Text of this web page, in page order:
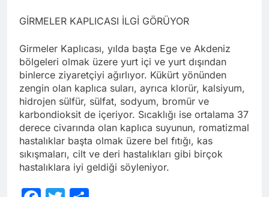
GİRMELER KAPLICASI İLGİ GÖRÜYOR
Girmeler Kaplıcası, yılda başta Ege ve Akdeniz
bölgeleri olmak üzere yurt içi ve yurt dışından
binlerce ziyaretçiyi ağırlıyor. Kükürt yönünden
zengin olan kaplıca suları, ayrıca klorür, kalsiyum,
hidrojen sülfür, sülfat, sodyum, bromür ve
karbondioksit de içeriyor. Sıcaklığı ise ortalama 37
derece civarında olan kaplıca suyunun, romatizmal
hastalıklar başta olmak üzere bel fıtığı, kas
sıkışmaları, cilt ve deri hastalıkları gibi birçok
hastalıklara iyi geldiği söyleniyor.